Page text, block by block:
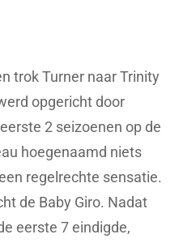
trok Turner naar Trinity
opgericht door
2 seizoenen op de
hoegenaamd niets
regelrechte sensatie.
de Baby Giro. Nadat
eerste 7 eindigde,